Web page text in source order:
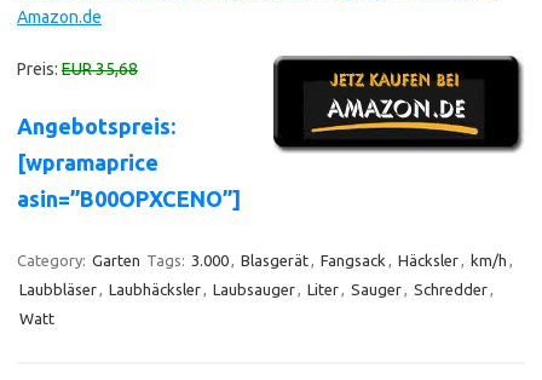
Amazon.de
Preis: EUR 35,68
Angebotspreis:
[wpramaprice
asin=”B00OPXCENO”]
Category: Garten Tags: 3.000, Blasgerät, Fangsack , Häcksler, km/h ,
Laubbläser, Laubhäcksler, Laubsauger, Liter, Sauger, Schredder,
Watt